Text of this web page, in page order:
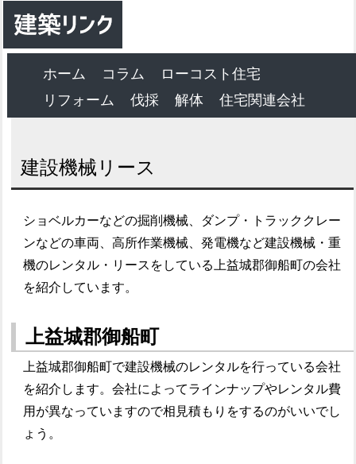
ホーム コラム
ローコスト住宅
リフォーム
伐採 解体 住宅関連会社
建設機械リース
ショベルカーなどの掘削機械、ダンプ・トラッククレー
ンなどの車両、高所作業機械、発電機など建設機械・重
機のレンタル・リースをしている上益城郡御船町の会社
を紹介しています。
上益城郡御船町
上益城郡御船町で建設機械のレンタルを行っている会社
を紹介します。会社によってラインナップやレンタル費
用が異なっていますので相見積もりをするのがいいでし
ょう。